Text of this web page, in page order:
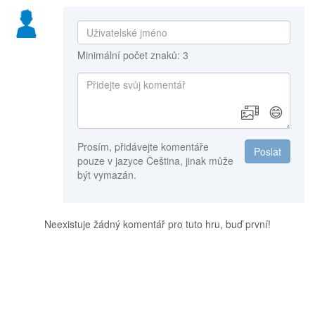
Minimální počet znaků: 3
😄
Poslat
Prosím, přidávejte komentáře
pouze v jazyce Čeština, jinak může
být vymazán.
Neexistuje žádný komentář pro tuto hru, buď první!